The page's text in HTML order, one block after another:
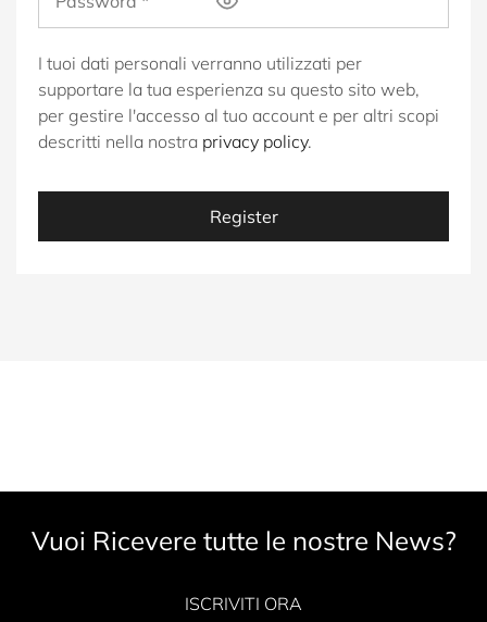
I tuoi dati personali verranno utilizzati per
supportare la tua esperienza su questo sito web,
per gestire l'accesso al tuo account e per altri scopi
descritti nella nostra privacy policy.
Register
Vuoi Ricevere tutte le nostre News?
ISCRIVITI ORA